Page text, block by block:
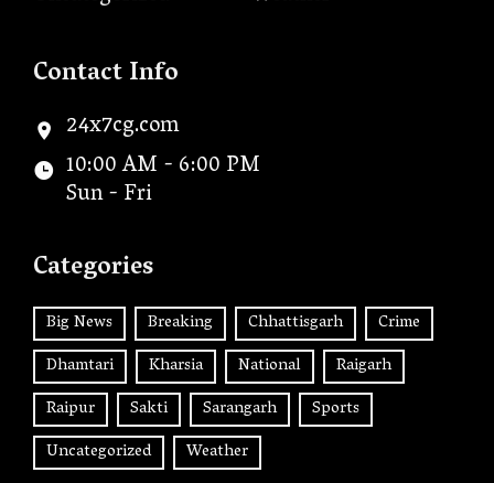
Contact Info
24x7cg.com
10:00 AM - 6:00 PM
Sun - Fri
Categories
Big News Breaking Chhattisgarh
Crime
Dhamtari
Kharsia National
Raigarh
Raipur
Sakti Sarangarh
Sports
Uncategorized
Weather